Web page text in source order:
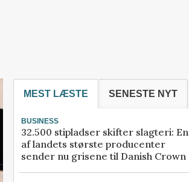
MEST LÆSTE SENESTE NYT
BUSINESS
32.500 stipladser skifter slagteri: En
af landets største producenter
sender nu grisene til Danish Crown